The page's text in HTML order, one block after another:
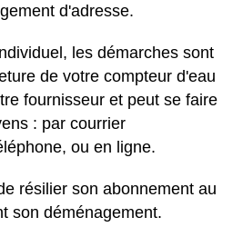
d'adresse.
les démarches sont
de votre compteur d'eau
fournisseur et peut se faire
: par courrier
ou en ligne.
résilier son abonnement au
son déménagement.